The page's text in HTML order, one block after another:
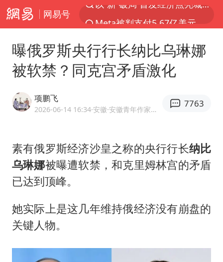
网易号
47岁妈妈突然产女 26岁女儿：很震惊
A股开盘：民爆、CPO等概念走强
21楼高空抛物嫌疑人被拘留
男子杀人后逃进深山21年活得像野人
台风白海豚最新路径研判来了
曝俄罗斯央行行长纳比乌琳娜
被软禁？同克宫矛盾激化
项鹏飞
2026-06-14 16:34·安徽 ·安徽青年作家协会作家 优质军事领域创作者
7763
素有俄罗斯经济沙皇之称的央行行长纳比
乌琳娜被曝遭软禁，和克里姆林宫的矛盾
已达到顶峰。
她实际上是这几年维持俄经济没有崩盘的
关键人物。